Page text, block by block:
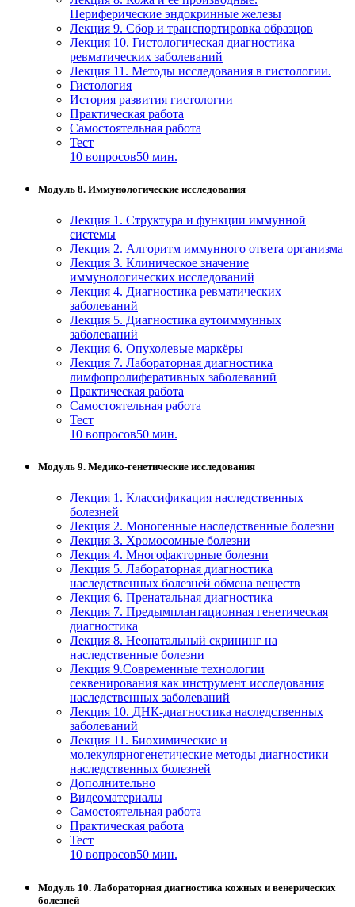
Периферические эндокринные железы
Лекция 9. Сбор и транспортировка образцов
Лекция 10. Гистологическая диагностика
ревматических заболеваний
Лекция 11. Методы исследования в гистологии.
Гистология
История развития гистологии
Практическая работа
Самостоятельная работа
Тест
10 вопросов50 мин.
Модуль 8. Иммунологические исследования
Лекция 1. Структура и функции иммунной
системы
Лекция 2. Алгоритм иммунного ответа организма
Лекция 3. Клиническое значение
иммунологических исследований
Лекция 4. Диагностика ревматических
заболеваний
Лекция 5. Диагностика аутоиммунных
заболеваний
Лекция 6. Опухолевые маркёры
Лекция 7. Лабораторная диагностика
лимфопролиферативных заболеваний
Практическая работа
Самостоятельная работа
Тест
10 вопросов50 мин.
Модуль 9. Медико-генетические исследования
Лекция 1. Классификация наследственных
болезней
Лекция 2. Моногенные наследственные болезни
Лекция 3. Хромосомные болезни
Лекция 4. Многофакторные болезни
Лекция 5. Лабораторная диагностика
наследственных болезней обмена веществ
Лекция 6. Пренатальная диагностика
Лекция 7. Предымплантационная генетическая
диагностика
Лекция 8. Неонатальный скрининг на
наследственные болезни
Лекция 9.Современные технологии
секвенирования как инструмент исследования
наследственных заболеваний
Лекция 10. ДНК-диагностика наследственных
заболеваний
Лекция 11. Биохимические и
молекулярногенетические методы диагностики
наследственных болезней
Дополнительно
Видеоматериалы
Самостоятельная работа
Практическая работа
Тест
10 вопросов50 мин.
Модуль 10. Лабораторная диагностика кожных и венерических
болезней